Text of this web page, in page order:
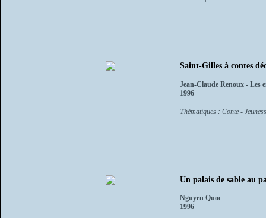
Saint-Gilles à contes
Jean-Claude Renoux - Les
1996
Thématiques : Conte -
Un palais de sable au
Nguyen Quoc
1996